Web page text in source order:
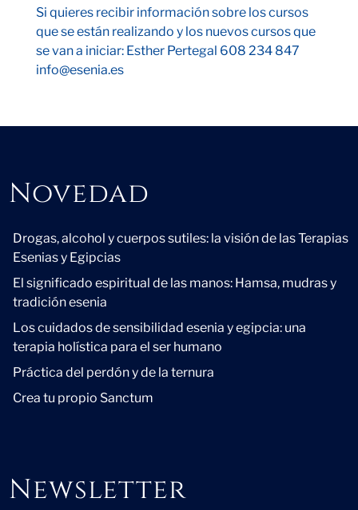
Si quieres recibir información sobre los cursos
que se están realizando y los nuevos cursos que
se van a iniciar: Esther Pertegal 608 234 847
info@esenia.es
Novedad
Novedad
Drogas, alcohol y cuerpos sutiles: la visión de las Terapias
Esenias y Egipcias
El significado espiritual de las manos: Hamsa, mudras y
tradición esenia
Los cuidados de sensibilidad esenia y egipcia: una
terapia holística para el ser humano
Práctica del perdón y de la ternura
Crea tu propio Sanctum
Newsletter